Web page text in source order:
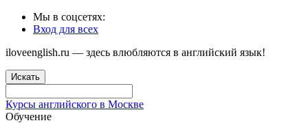
Мы в соцсетях:
Вход для всех
iloveenglish.ru — здесь влюбляются в английский язык!
Искать
Курсы английского в Москве
Обучение